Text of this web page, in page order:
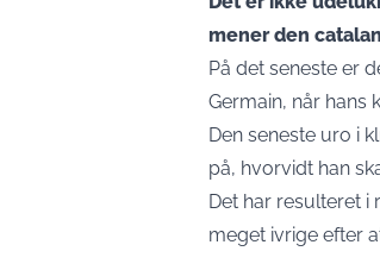
mener den
På det seneste er
Germain, når hans
Den seneste uro i
på, hvorvidt han
Det har resulteret
meget ivrige efter